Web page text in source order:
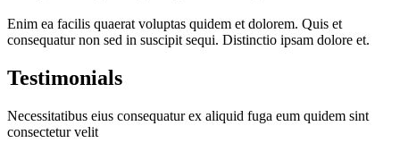
Enim ea facilis quaerat voluptas quidem et dolorem. Quis et
consequatur non sed in suscipit sequi. Distinctio ipsam dolore et.
Testimonials
Necessitatibus eius consequatur ex aliquid fuga eum quidem sint
consectetur velit